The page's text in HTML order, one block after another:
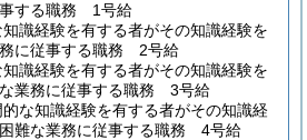
する職務 1号給
識経験を有する者がその知識経験を
に従事する職務 2号給
識経験を有する者がその知識経験を
業務に従事する職務 3号給
な知識経験を有する者がその知識経
難な業務に従事する職務 4号給